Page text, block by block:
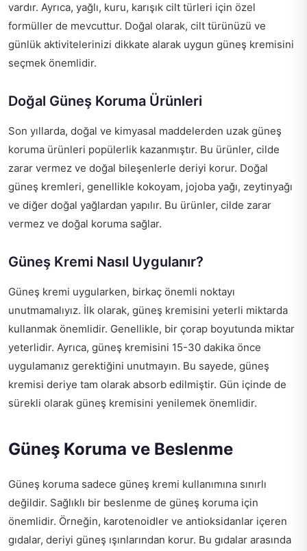
vardır. Ayrıca, yağlı, kuru, karışık cilt türleri için özel
formüller de mevcuttur. Doğal olarak, cilt türünüzü ve
günlük aktivitelerinizi dikkate alarak uygun güneş kremisini
seçmek önemlidir.
Doğal Güneş Koruma Ürünleri
Son yıllarda, doğal ve kimyasal maddelerden uzak güneş
koruma ürünleri popülerlik kazanmıştır. Bu ürünler, cilde
zarar vermez ve doğal bileşenlerle deriyi korur. Doğal
güneş kremleri, genellikle kokoyam, jojoba yağı, zeytinyağı
ve diğer doğal yağlardan yapılır. Bu ürünler, cilde zarar
vermez ve doğal koruma sağlar.
Güneş Kremi Nasıl Uygulanır?
Güneş kremi uygularken, birkaç önemli noktayı
unutmamalıyız. İlk olarak, güneş kremisini yeterli miktarda
kullanmak önemlidir. Genellikle, bir çorap boyutunda miktar
yeterlidir. Ayrıca, güneş kremisini 15-30 dakika önce
uygulamanız gerektiğini unutmayın. Bu sayede, güneş
kremisi deriye tam olarak absorb edilmiştir. Gün içinde de
sürekli olarak güneş kremisini yenilemek önemlidir.
Güneş Koruma ve Beslenme
Güneş koruma sadece güneş kremi kullanımına sınırlı
değildir. Sağlıklı bir beslenme de güneş koruma için
önemlidir. Örneğin, karotenoidler ve antioksidanlar içeren
gıdalar, deriyi güneş ışınlarından korur. Bu gıdalar arasında